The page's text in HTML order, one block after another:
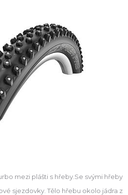
mezi plášti s hřeby.Se svými hřeby
sjezdovky. Tělo hřebu okolo jádra z